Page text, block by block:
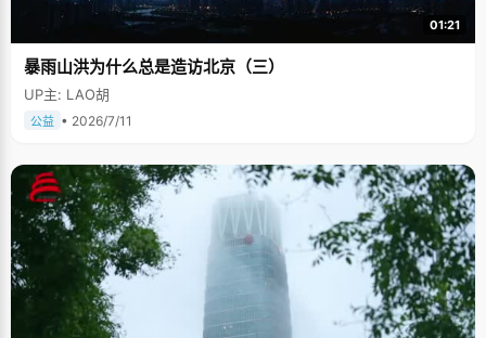
01:21
暴雨山洪为什么总是造访北京（三）
UP主: LAO胡
公益 • 2026/7/11